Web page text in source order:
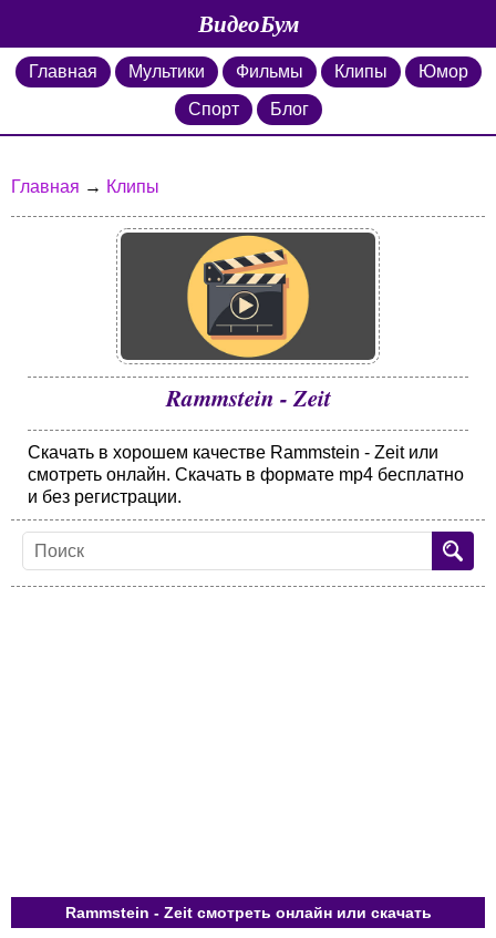
ВидеоБум
Главная Мультики Фильмы Клипы
Юмор
Спорт
Блог
Главная → Клипы
Rammstein - Zeit
Скачать в хорошем качестве Rammstein - Zeit или
смотреть онлайн. Скачать в формате mp4 бесплатно
и без регистрации.
Rammstein - Zeit смотреть онлайн или скачать